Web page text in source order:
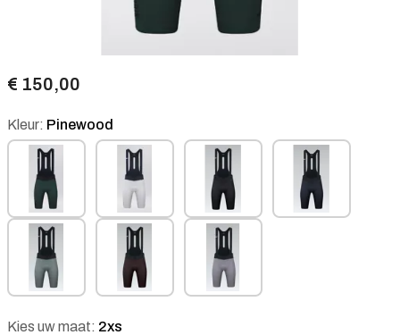
€ 150,00
Kleur: Pinewood
Kies uw maat: 2xs